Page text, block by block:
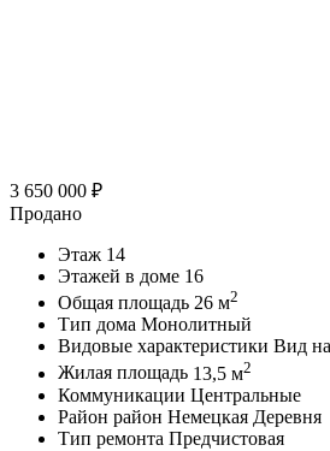
3 650 000 ₽
Продано
Этаж 14
Этажей в доме 16
Общая площадь 26 м2
Тип дома Монолитный
Видовые характеристики Вид
Жилая площадь 13,5 м2
Коммуникации Центральные
Район район Немецкая Деревня
Тип ремонта Предчистовая